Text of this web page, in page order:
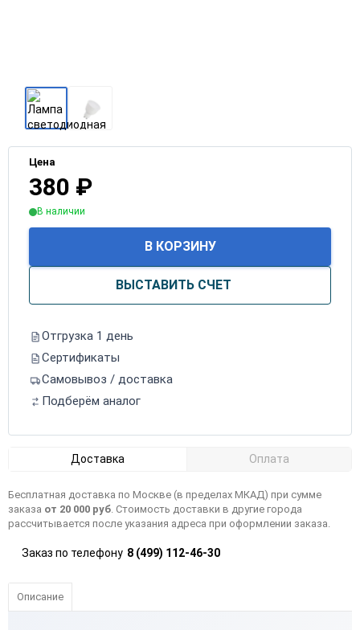
Цена
380 ₽
В наличии
В КОРЗИНУ
ВЫСТАВИТЬ СЧЕТ
Отгрузка 1 день
Сертификаты
Самовывоз / доставка
Подберём аналог
Доставка Оплата
Бесплатная доставка по Москве (в пределах МКАД) при сумме
заказа от 20 000 руб. Стоимость доставки в другие города
рассчитывается после указания адреса при оформлении заказа.
Заказ по телефону 8 (499) 112-46-30
Описание